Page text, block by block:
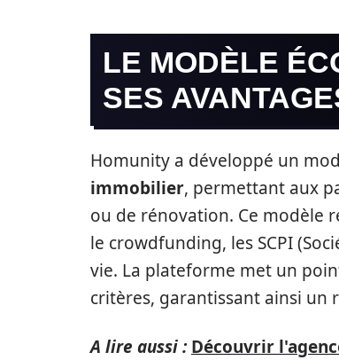
LE MODÈLE
SES
Homunity a développé un
immobilier, permettant aux
ou de rénovation. Ce modèle
le crowdfunding, les SCPI
vie. La plateforme met un
critères, garantissant ainsi un
A lire aussi : Découvrir